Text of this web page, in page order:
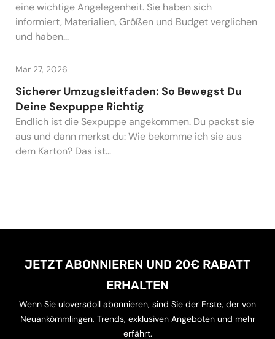
eine wichtige Angelegenheit. Sie haben sich
informiert, Materialien, Größen und Budget verglichen
und haben...
Mar 27, 2026
Sicherer Umzugsleitfaden: So Bewegst Du
Deine Sexpuppe Richtig
Endlich ist die Sexpuppe angekommen. Du packst sie
aus und dann merkst du: Wie bekomme ich sie aus
dem Karton? Das ist...
JETZT ABONNIEREN UND 20€ RABATT
ERHALTEN
Wenn Sie uloversdoll abonnieren, sind Sie der Erste, der von
Neuankömmlingen, Trends, exklusiven Angeboten und mehr
erfährt.